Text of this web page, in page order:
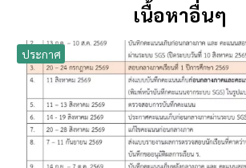
เนื้อหาอื่นๆ
ประกาศ